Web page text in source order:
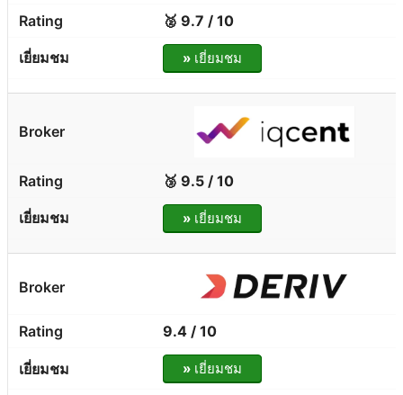
🥈 9.7 / 10
»เยี่ยมชม
🥉 9.5 / 10
»เยี่ยมชม
9.4 / 10
»เยี่ยมชม